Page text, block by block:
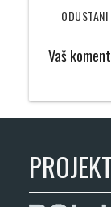
ODUSTANI
Vaš